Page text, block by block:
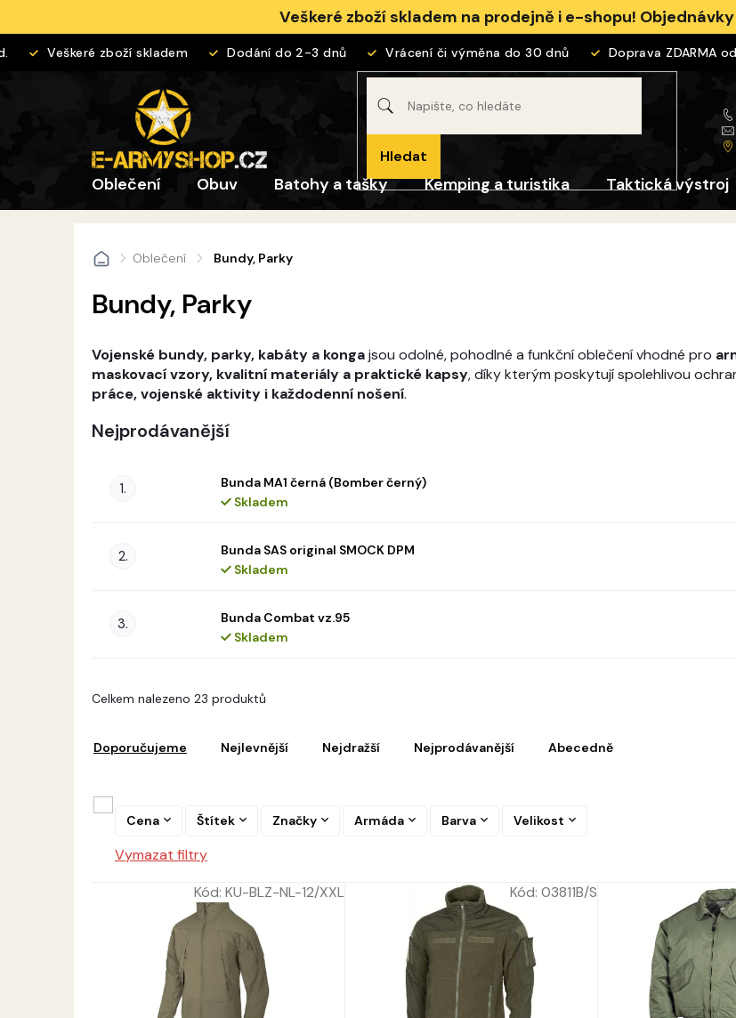
obsah
Veškeré zboží skladem na prodejně i e-shopu!
Veškeré zboží skladem Dodání do 2-3 dnů Vrácení či výměna do 30 dnů Doprava ZDARMA od 2
Hledat
Oblečení Obuv Batohy a tašky Kemping a turistika Taktická výstroj
DomůOblečení Bundy, Parky
Bundy, Parky
Vojenské bundy, parky, kabáty a kongajsou odolné, pohodlné a funkční oblečení vhodné pro
maskovací vzory, kvalitní materiály a praktické kapsy, díky kterým poskytují spolehlivou
práce, vojenské aktivity i každodenní nošení.
Nejprodávanější
Bunda MA1 černá (Bomber černý)
Skladem
Bunda SAS original SMOCK DPM
Skladem
Bunda Combat vz.95
Skladem
Doporučujeme Nejlevnější Nejdražší Nejprodávanější Abecedně
Celkem nalezeno 23 produktů
Značky Armáda Barva Velikost
Vymazat filtry
Cena Štítek
V
ý
i
r
Kód: KU-BLZ-NL-12/XXL Kód: 03811B/S